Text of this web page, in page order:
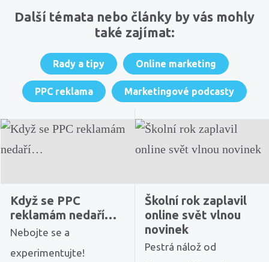
Další témata nebo články by vás mohly
také zajímat:
Rady a tipy Online marketing
PPC reklama Marketingové podcasty
Když se PPC
reklamám nedaří…
Nebojte se a
experimentujte!
Školní rok zaplavil
online svět vlnou
novinek
Pestrá nálož od